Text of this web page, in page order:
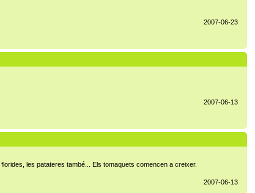
2007-06-23
2007-06-13
les patateres també... Els tomaquets comencen a creixer.
2007-06-13